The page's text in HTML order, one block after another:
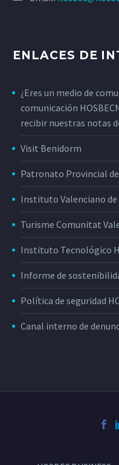
ENLACES DE
¿Eres un medio de
comunicación
recibir nuestras notas
Visit Benidorm
Patronato Provincial
Instituto Valenciano de
Turisme Comunitat
Instituto Tecnológico
Informe de
Política de seguridad
Canal interno de